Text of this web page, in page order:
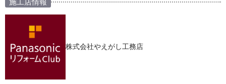
施工店情報
株式会社やえがし工務店